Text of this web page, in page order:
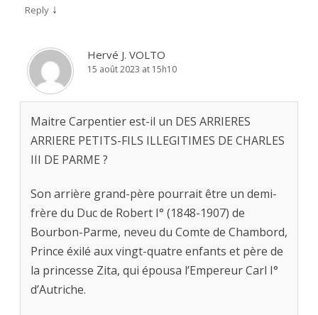
Reply ↓
Hervé J. VOLTO
15 août 2023 at 15h10
Maitre Carpentier est-il un DES ARRIERES
ARRIERE PETITS-FILS ILLEGITIMES DE CHARLES
III DE PARME ?
Son arrière grand-père pourrait être un demi-
frère du Duc de Robert I° (1848-1907) de
Bourbon-Parme, neveu du Comte de Chambord,
Prince éxilé aux vingt-quatre enfants et père de
la princesse Zita, qui épousa l’Empereur Carl I°
d’Autriche.